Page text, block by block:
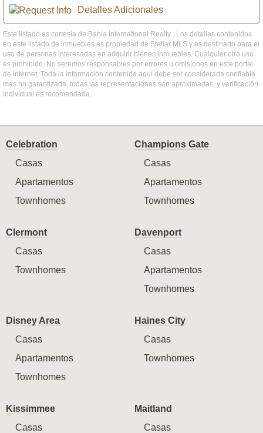
Detalles Adicionales
Este listado es cortesía de Bahia International Realty . Los detalles contenidos
en este listado de inmuebles es propiedad de Stellar MLS y es destinado para el
uso de personas interesadas en adquirir bienes inmuebles. Cualquier otro uso
es prohibido. No seremos responsables por errores u omisiones en este portal
de internet. Toda la información contenida aquí debe ser considerada confiable
mas no garantizada, todas las representaciones son aproximadas, y verificación
individual es recomendada.
Celebration
Casas
Apartamentos
Townhomes
Champions Gate
Casas
Apartamentos
Townhomes
Clermont
Casas
Townhomes
Davenport
Casas
Apartamentos
Townhomes
Disney Area
Casas
Apartamentos
Townhomes
Haines City
Casas
Townhomes
Kissimmee
Casas
Maitland
Casas